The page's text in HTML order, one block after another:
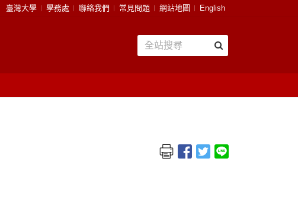
臺灣大學 學務處 聯絡我們 常見問題 網站地圖 English